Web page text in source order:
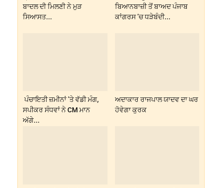
ਬਾਦਲ ਦੀ ਮਿਲਣੀ ਨੇ ਮੁੜ
ਸਿਆਸਤ...
ਬਿਆਨਬਾਜ਼ੀ ਤੋਂ ਬਾਅਦ ਪੰਜਾਬ
ਕਾਂਗਰਸ ’ਚ ਧੜੇਬੰਦੀ...
ਪੰਚਾਇਤੀ ਜ਼ਮੀਨਾਂ ’ਤੇ ਵੱਡੀ ਮੰਗ,
ਸਪੀਕਰ ਸੰਧਵਾਂ ਨੇ CM ਮਾਨ
ਅੱਗੇ...
ਅਦਾਕਾਰ ਰਾਜਪਾਲ ਯਾਦਵ ਦਾ ਘਰ
ਹੋਵੇਗਾ ਕੁਰਕ